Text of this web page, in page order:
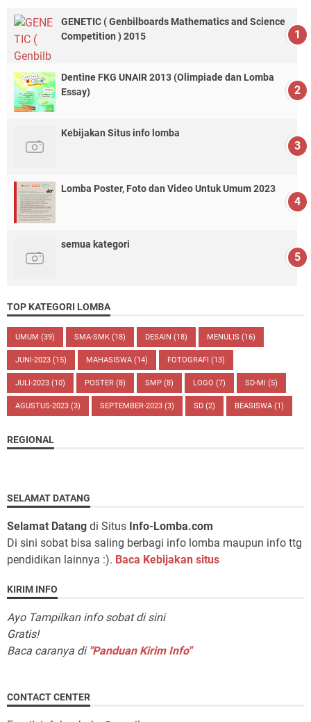
GENETIC ( Genbilboards Mathematics and Science
Competition ) 2015
Dentine FKG UNAIR 2013 (Olimpiade dan Lomba
Essay)
Kebijakan Situs info lomba
Lomba Poster, Foto dan Video Untuk Umum 2023
semua kategori
TOP KATEGORI LOMBA
UMUM (39) SMA-SMK (18) DESAIN (18) MENULIS (16)
JUNI-2023 (15) MAHASISWA (14) FOTOGRAFI (13)
JULI-2023 (10) POSTER (8) SMP (8) LOGO (7) SD-MI (5)
AGUSTUS-2023 (3) SEPTEMBER-2023 (3) SD (2) BEASISWA (1)
REGIONAL
SELAMAT DATANG
Selamat Datang di Situs Info-Lomba.com
Di sini sobat bisa saling berbagi info lomba maupun info ttg
pendidikan lainnya :). Baca Kebijakan situs
KIRIM INFO
Ayo Tampilkan info sobat di sini
Gratis!
Baca caranya di "Panduan Kirim Info"
CONTACT CENTER